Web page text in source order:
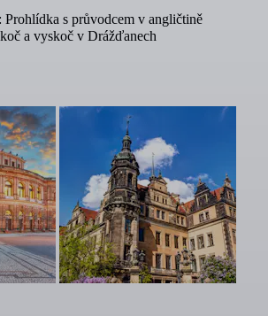
Prohlídka s průvodcem v angličtině
a vyskoč v Drážďanech